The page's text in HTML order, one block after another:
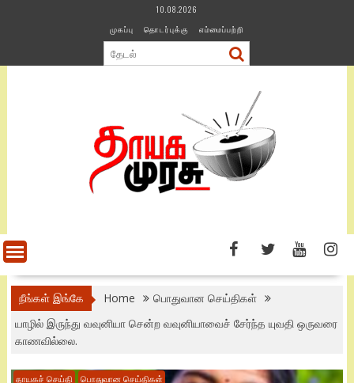
10.08.2026
முகப்பு
தொடர்புக்கு எம்மைப்பற்றி
நீங்கள் இங்கே Home
பொதுவான செய்திகள்
யாழில் இருந்து வவுனியா சென்ற வவுனியாவைச் சேர்ந்த யுவதி ஒருவரை
காணவில்லை.
தாயகச் செய்தி பொதுவான செய்திகள்